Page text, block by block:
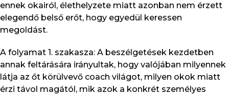
ennek okairól, élethelyzete miatt azonban nem érzett
elegendő belső erőt, hogy egyedül keressen
megoldást.
A folyamat 1. szakasza: A beszélgetések kezdetben
annak feltárására irányultak, hogy valójában milyennek
látja az őt körülvevő coach világot, milyen okok miatt
érzi távol magától, mik azok a konkrét személyes